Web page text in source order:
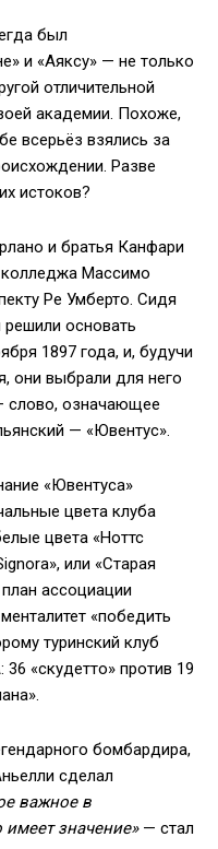
был
и «Аяксу» — не только
отличительной
академии. Похоже,
всерьёз взялись за
Разве
истоков?
и братья Канфари
колледжа Массимо
Ре Умберто. Сидя
основать
1897 года, и, будучи
они выбрали для него
слово, означающее
— «Ювентус».
«Ювентуса»
цвета клуба
цвета «Ноттс
или «Старая
ассоциации
«победить
туринский клуб
«скудетто» против 19
бомбардира,
сделал
важное в
имеет значение»— стал